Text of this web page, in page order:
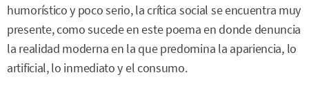
humorístico y poco serio, la crítica social se encuentra muy
presente, como sucede en este poema en donde denuncia
la realidad moderna en la que predomina la apariencia, lo
artificial, lo inmediato y el consumo.